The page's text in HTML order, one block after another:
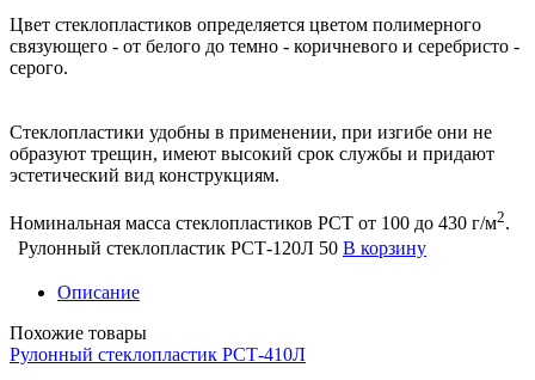
Цвет стеклопластиков определяется цветом полимерного
связующего - от белого до темно - коричневого и серебристо -
серого.
Стеклопластики удобны в применении, при изгибе они не
образуют трещин, имеют высокий срок службы и придают
эстетический вид конструкциям.
Номинальная масса стеклопластиков РСТ от 100 до 430 г/м2.
Рулонный стеклопластик РСТ-120Л 50 В корзину
Описание
Похожие товары
Рулонный стеклопластик РСТ-410Л